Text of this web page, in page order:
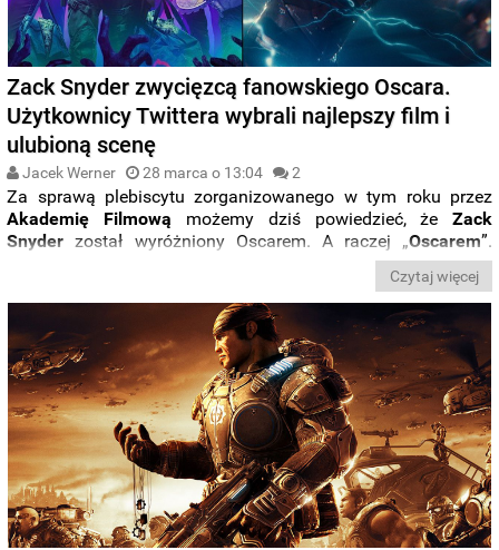
Zack Snyder zwycięzcą fanowskiego Oscara.
Użytkownicy Twittera wybrali najlepszy film i
ulubioną scenę
Jacek Werner 28 marca o 13:04 2
Za sprawą plebiscytu zorganizowanego w tym roku przez
Akademię Filmową możemy dziś powiedzieć, żeZack
Snyder został wyróżniony Oscarem. A raczej „Oscarem”.
specjalnym tytule
przyznanym przez fanów głosujących na ulubiony film za
pośrednictwem hashtaga #OscarsFanFavoritenaTwitterze.
Czytaj więcej